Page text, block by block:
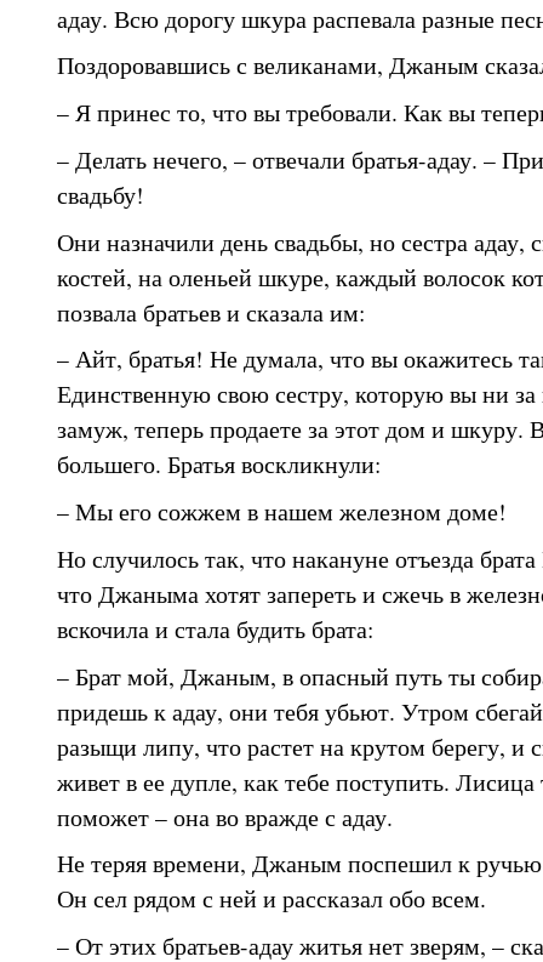
адау. Всю дорогу шкура распевала разные
Поздоровавшись с великанами, Джаным
– Я принес то, что вы требовали. Как вы
– Делать нечего, – отвечали братья-адау. –
свадьбу!
Они назначили день свадьбы, но сестра адау,
костей, на оленьей шкуре, каждый волосок
позвала братьев и сказала им:
– Айт, братья! Не думала, что вы окажитесь
Единственную свою сестру, которую вы ни за
замуж, теперь продаете за этот дом и шкуру.
большего. Братья воскликнули:
– Мы его сожжем в нашем железном доме!
Но случилось так, что накануне отъезда
что Джаныма хотят запереть и сжечь в
вскочила и стала будить брата:
– Брат мой, Джаным, в опасный путь ты
придешь к адау, они тебя убьют. Утром
разыщи липу, что растет на крутом берегу, и
живет в ее дупле, как тебе поступить. Лисица
поможет – она во вражде с адау.
Не теряя времени, Джаным поспешил к
Он сел рядом с ней и рассказал обо всем.
– От этих братьев-адау житья нет зверям, –